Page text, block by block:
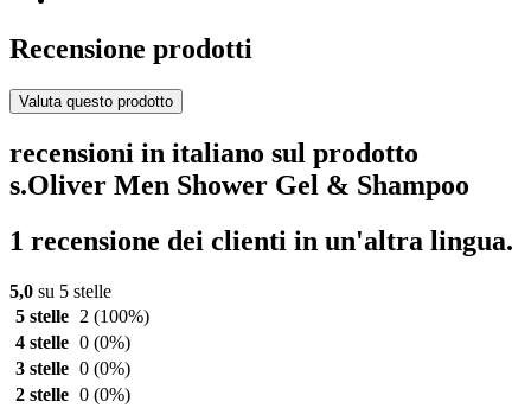
Recensione prodotti
Valuta questo prodotto
recensioni in italiano sul prodotto
s.Oliver Men Shower Gel & Shampoo
1 recensione dei clienti in un'altra lingua.
5,0 su 5 stelle
5 stelle
2 (100%)
4 stelle 0 (0%)
3 stelle 0 (0%)
2 stelle 0 (0%)